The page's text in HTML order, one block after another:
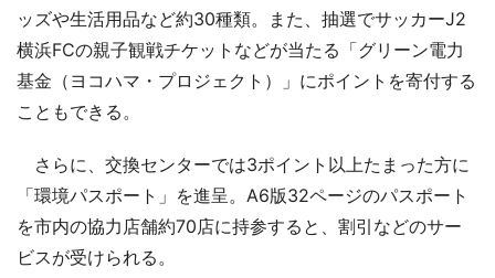
ッズや生活用品など約30種類。また、抽選でサッカーJ2
横浜FCの親子観戦チケットなどが当たる「グリーン電力
基金（ヨコハマ・プロジェクト）」にポイントを寄付する
こともできる。
さらに、交換センターでは3ポイント以上たまった方に
「環境パスポート」を進呈。A6版32ページのパスポート
を市内の協力店舗約70店に持参すると、割引などのサー
ビスが受けられる。